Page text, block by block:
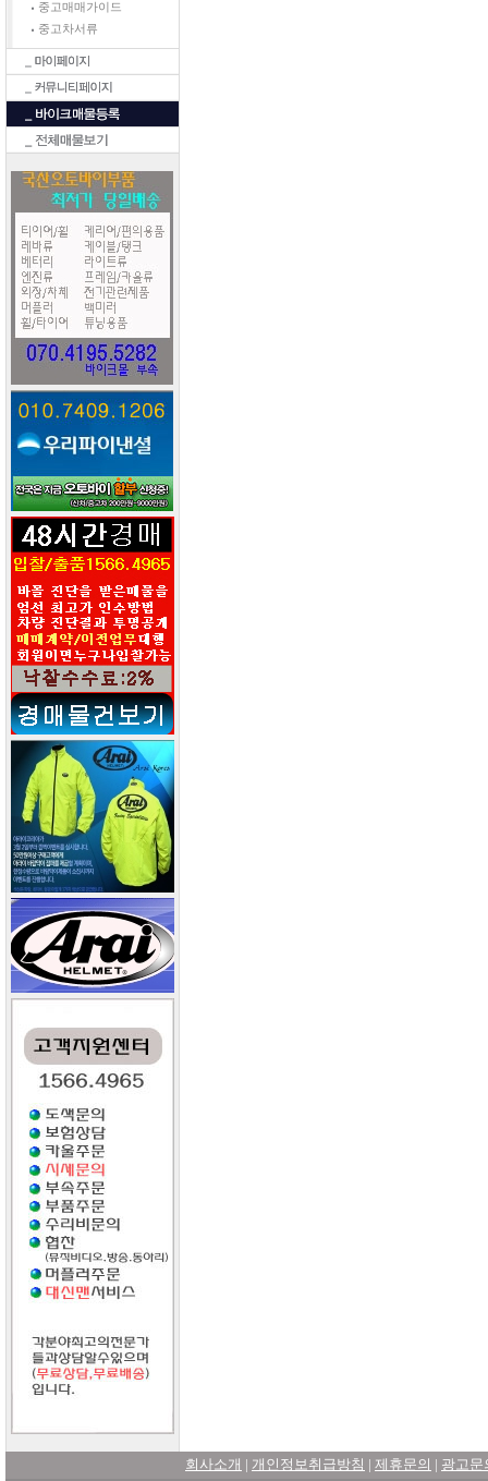
중고매매가이드
중고차서류
회사소개 | 개인정보취급방침 | 제휴문의 | 광고문